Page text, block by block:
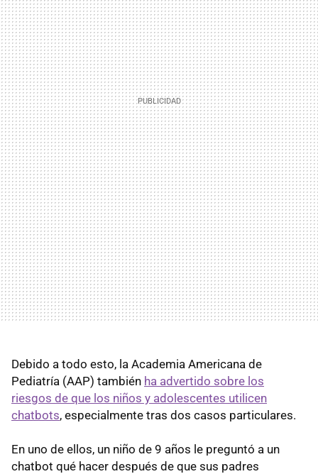
Debido a todo esto, la Academia Americana de
Pediatría (AAP) también ha advertido sobre los
riesgos de que los niños y adolescentes utilicen
chatbots, especialmente tras dos casos particulares.
En uno de ellos, un niño de 9 años le preguntó a un
chatbot qué hacer después de que sus padres